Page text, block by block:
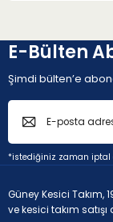
E-Bülten
Şimdi bülten’e
*istediğiniz zaman iptal
Güney Kesici Takım,
ve kesici takım